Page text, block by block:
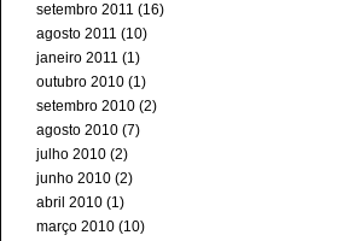
setembro 2011 (16)
agosto 2011 (10)
janeiro 2011 (1)
outubro 2010 (1)
setembro 2010 (2)
agosto 2010 (7)
julho 2010 (2)
junho 2010 (2)
abril 2010 (1)
março 2010 (10)